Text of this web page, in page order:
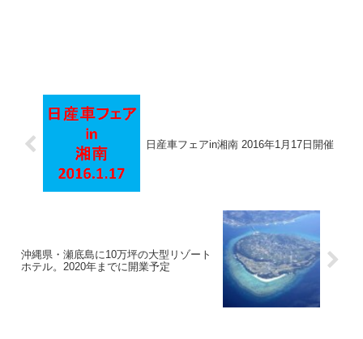
日産車フェアin湘南 2016年1月17日開催
沖縄県・瀬底島に10万坪の大型リゾート
ホテル。2020年までに開業予定